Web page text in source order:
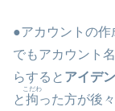
●アカウントの作
でもアカウント
らすると アイデ
と拘
こだわ
った方が後